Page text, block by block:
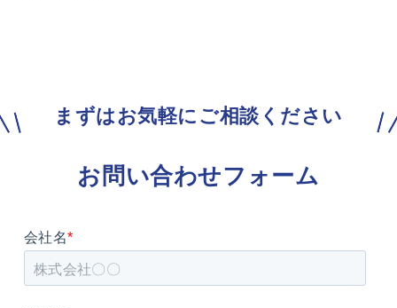
まずはお気軽にご相談ください
お問い合わせフォーム
会社名*